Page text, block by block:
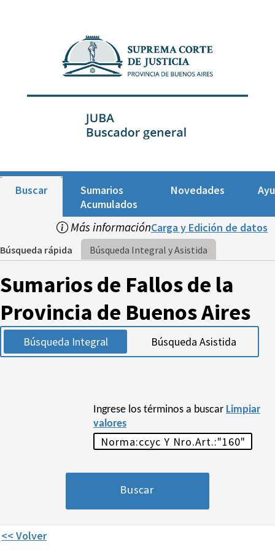
Buscar
Sumarios
Acumulados
Novedades
Más informaciónCarga y Edición de datos
Búsqueda rápida Búsqueda Integral y Asistida
Sumarios de Fallos de la
Provincia de Buenos Aires
Búsqueda Integral Búsqueda Asistida
Ingrese los términos a buscar Limpiar
valores
<< Volver